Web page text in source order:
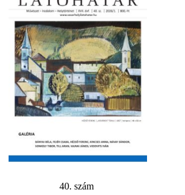
40. szám